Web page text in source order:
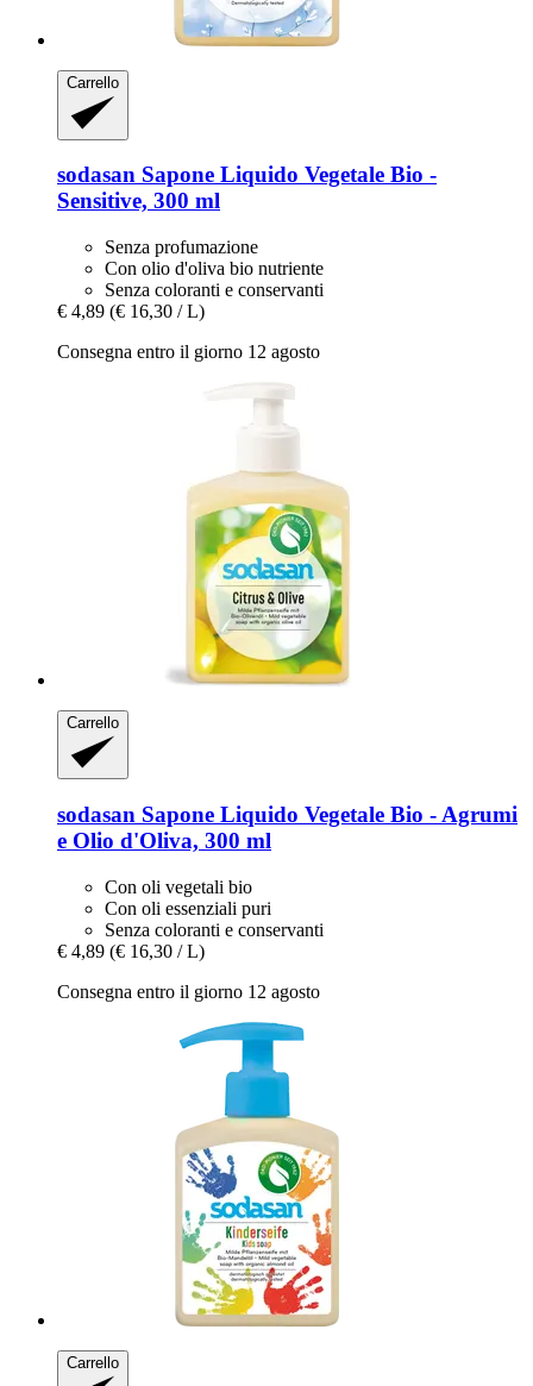
Carrello
sodasan Sapone Liquido Vegetale Bio -​
Sensitive, 300 ml
Senza profumazione
Con olio d'oliva bio nutriente
Senza coloranti e conservanti
€ 4,89 (€ 16,30 / L)
Consegna entro il giorno 12 agosto
Carrello
sodasan Sapone Liquido Vegetale Bio -​ Agrumi
e Olio d'Oliva, 300 ml
Con oli vegetali bio
Con oli essenziali puri
Senza coloranti e conservanti
€ 4,89 (€ 16,30 / L)
Consegna entro il giorno 12 agosto
Carrello